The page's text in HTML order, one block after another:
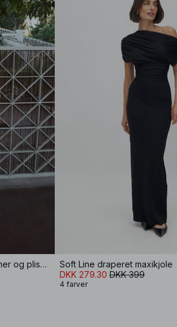
Minikjole i bomuld med korte ærmer og plissering
Soft Line draperet maxikjole
DKK 279.30 DKK 399
4 farver